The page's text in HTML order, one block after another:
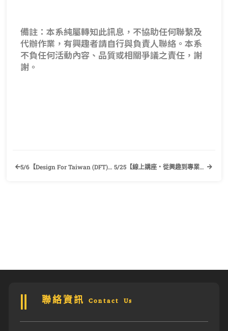
備註：本系純屬轉知此訊息，不協助任何聯繫及
代辦作業，有興趣者請自行與負責人聯絡。本系
不負任何活動內容、品質或相關爭議之責任，謝
謝。
5/6【Design For Taiwan (DFT)線上講座How Design Thinking Changes Lives】歡迎有興趣的同學踴躍報名參加！ 5/25【線上講座‧從興趣到專業：翻譯之路發展中】歡迎有興趣的同學踴躍報名參加！
聯絡資訊 Contact Us